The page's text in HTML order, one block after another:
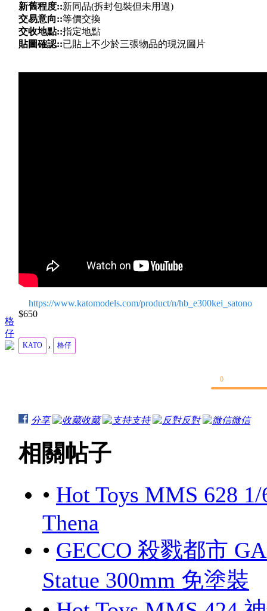
格
仔
新舊程度::新同品(拆封包裝但未用過)
交易意向::等價交換
交收地點::指定地點
貼圖確認::已貼上不少於三張物品的現況圖片
https://www.katomodels.com/product/n/hb_e300kei_satono
$650
KATO , 格仔
0
分享 收藏 支持 反對 微信
相關帖子
• Hot Toys MMS 628
Thena
• GECCO 殺戮都市
Statue 300mm 免塗裝